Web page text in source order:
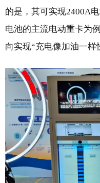
的是，其可实现2400A
电池的主流电动重卡为
向实现“充电像加油一样